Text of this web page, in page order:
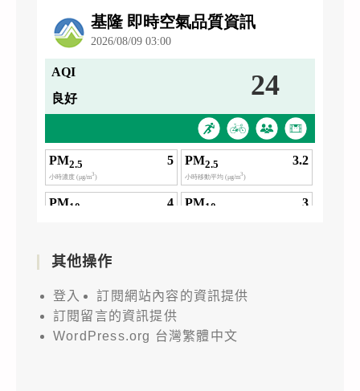
其他操作
登入
訂閱網站內容的資訊提供
訂閱留言的資訊提供
WordPress.org 台灣繁體中文